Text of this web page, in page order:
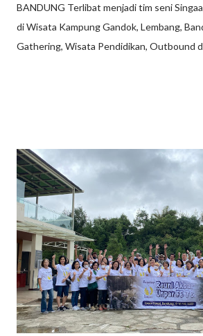
BANDUNG Terlibat menjadi tim seni
di Wisata Kampung Gandok, Lembang,
Gathering, Wisata Pendidikan, Outbound